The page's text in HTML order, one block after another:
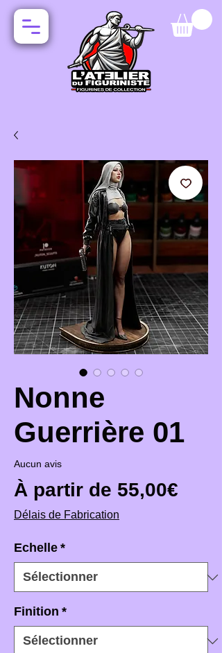
Nonne
Guerrière 01
Aucun avis
À partir de 55,00€
Délais de Fabrication
Echelle *
Finition *